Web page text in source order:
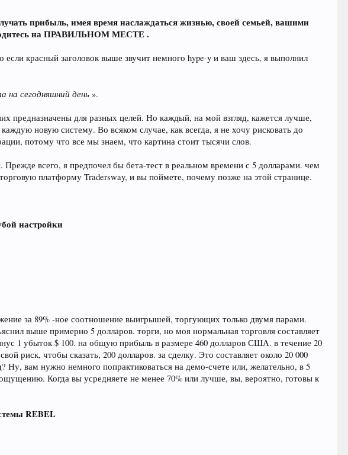
прибыль, имея время наслаждаться жизнью, своей семьей, вашими
на ПРАВИЛЬНОМ МЕСТЕ .
красный заголовок выше звучит немного hype-y и ваш здесь, я выполнил
сегодняшний день ».
предназначены для разных целей. Но каждый, на мой взгляд, кажется лучше,
новую систему. Во всяком случае, как всегда, я не хочу рисковать до
потому что все мы знаем, что картина стоит тысячи слов.
всего, я предпочел бы бета-тест в реальном времени с 5 долларами. чем
платформу Tradersway, и вы поймете, почему позже на этой странице.
настройки
за 89% -ное соотношение выигрышей, торгующих только двумя парами.
выше примерно 5 долларов. торги, но моя нормальная торговля составляет
1 убыток $ 100. на общую прибыль в размере 460 долларов США. в течение 20
риск, чтобы сказать, 200 долларов. за сделку. Это составляет около 20 000
вам нужно немного попрактиковаться на демо-счете или, желательно, в 5
Когда вы усредняете не менее 70% или лучше, вы, вероятно, готовы к
REBEL